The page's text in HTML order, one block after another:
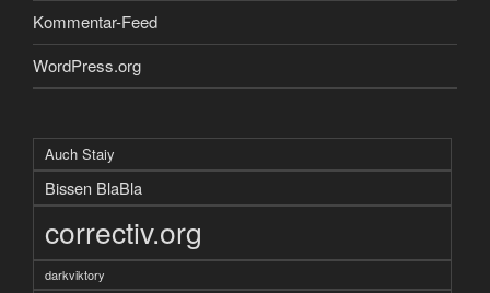
Kommentar-Feed
WordPress.org
Auch Staiy
Bissen BlaBla
correctiv.org
darkviktory